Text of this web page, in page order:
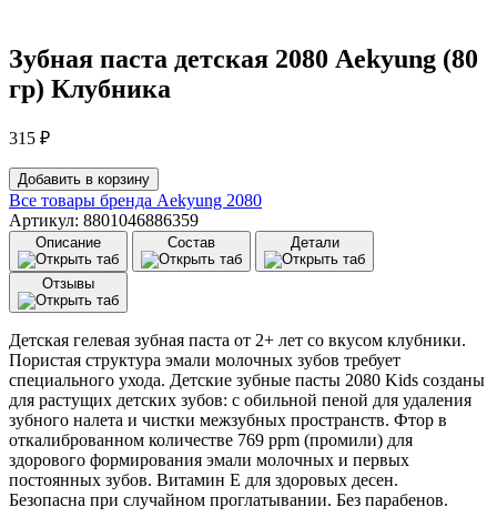
Зубная паста детская 2080 Aekyung (80
гр) Клубника
315 ₽
Количество
товара
Зубная
паста
детская
2080
Aekyung
(80
гр)
Клубника
Добавить в корзину
Все товары бренда Aekyung 2080
Артикул: 8801046886359
Описание Состав Детали
Отзывы
Детская гелевая зубная паста от 2+ лет со вкусом клубники.
Пористая структура эмали молочных зубов требует
специального ухода. Детские зубные пасты 2080 Kids созданы
для растущих детских зубов: с обильной пеной для удаления
зубного налета и чистки межзубных пространств. Фтор в
откалиброванном количестве 769 ppm (промили) для
здорового формирования эмали молочных и первых
постоянных зубов. Витамин Е для здоровых десен.
Безопасна при случайном проглатывании. Без парабенов.